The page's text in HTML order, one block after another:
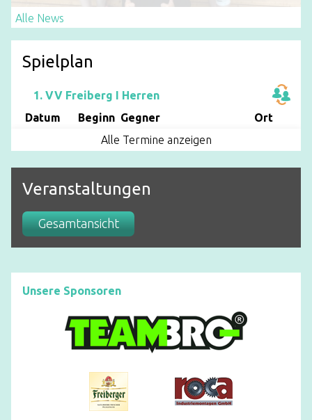
Alle News
Spielplan
Datum Beginn Gegner
Ort
Alle Termine anzeigen
Veranstaltungen
Gesamtansicht
Unsere Sponsoren